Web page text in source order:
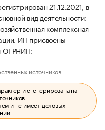
21.12.2021, в
вид деятельности:
комплексная
ИП присвоены
ОГРНИП:
источников.
и сгенерирована на
и не имеет деловых